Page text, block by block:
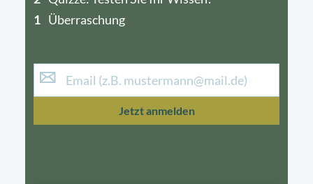
1 Überraschung
Jetzt anmelden